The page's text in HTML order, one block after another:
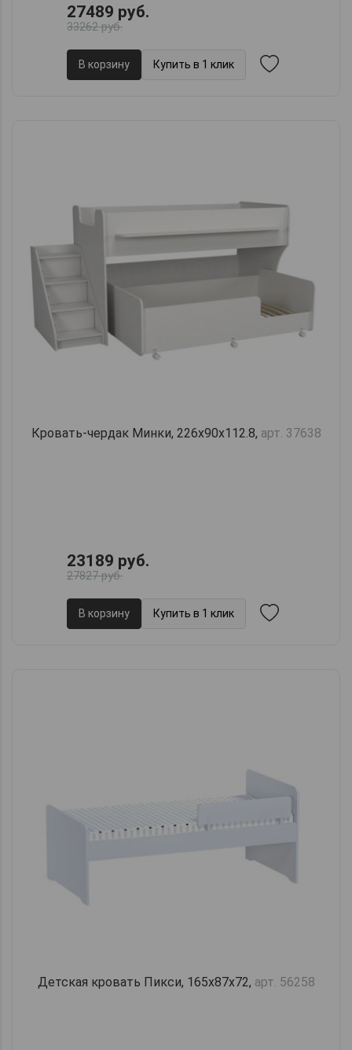
27489 руб.
33262 руб.
В корзину Купить в 1 клик
Кровать-чердак Минки, 226х90х112.8, арт. 37638
23189 руб.
27827 руб.
В корзину Купить в 1 клик
Детская кровать Пикси, 165х87х72, арт. 56258